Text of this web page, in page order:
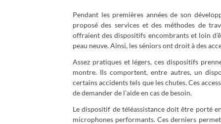
Pendant les premières années de son
proposé des services et des méthodes de
offraient des dispositifs encombrants et loin
peau neuve. Ainsi, les séniors ont droit à des
Assez pratiques et légers, ces dispositifs
montre. Ils comportent, entre autres, un
certains accidents tels que les chutes. Ces
de demander de l’aide en cas de besoin.
Le dispositif de téléassistance doit être porté
microphones performants. Ces derniers